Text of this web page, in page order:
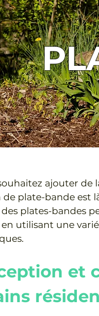
ajouter de
plate-bande est
plates-bandes
utilisant une
et